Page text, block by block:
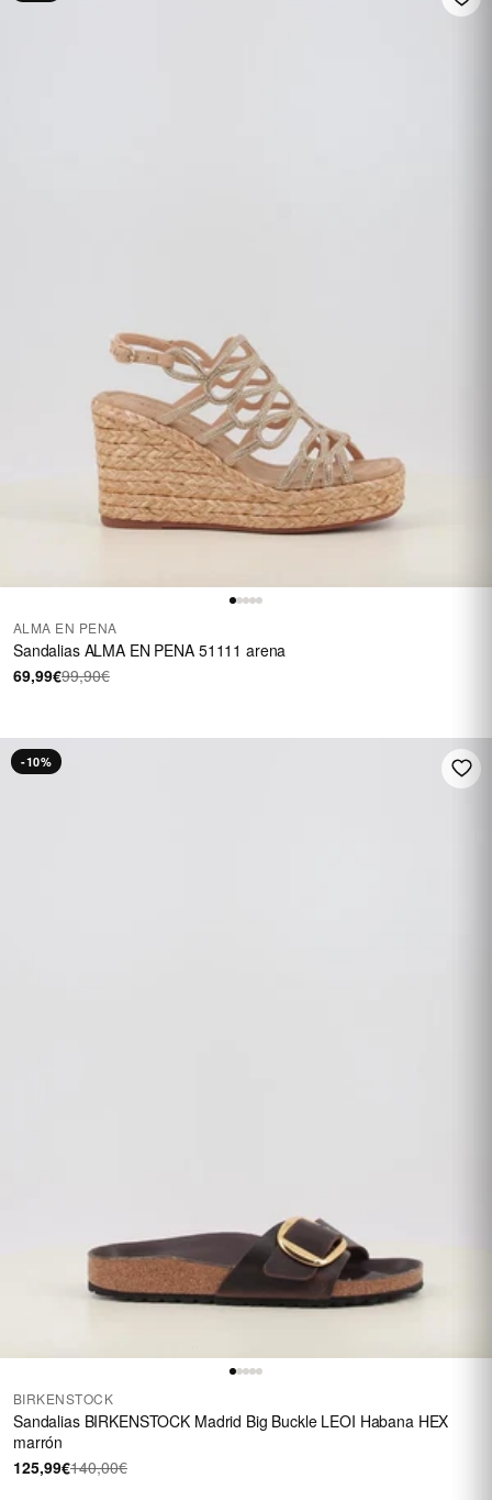
ALMA EN PENA
Sandalias ALMA EN PENA 51111 arena
69,99€99,90€
-10%
BIRKENSTOCK
Sandalias BIRKENSTOCK Madrid Big Buckle LEOI Habana HEX
marrón
125,99€140,00€